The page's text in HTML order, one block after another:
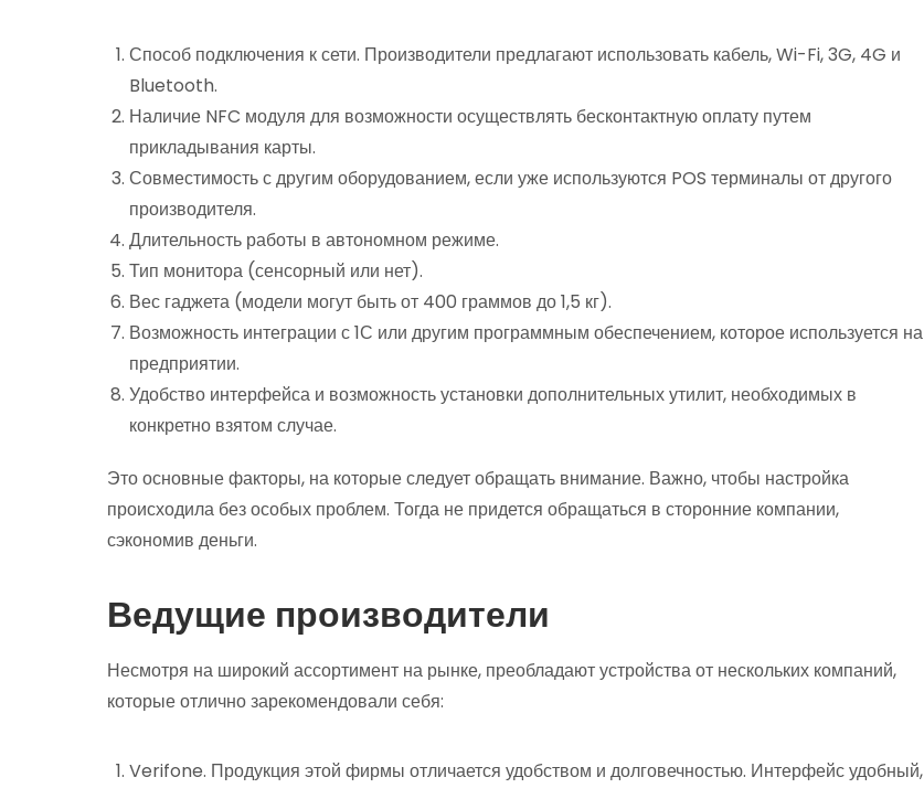
Способ подключения к сети. Производители предлагают использовать кабель, Wi-Fi, 3G, 4G и
Bluetooth.
Наличие NFC модуля для возможности осуществлять бесконтактную оплату путем
прикладывания карты.
Совместимость с другим оборудованием, если уже используются POS терминалы от другого
производителя.
Длительность работы в автономном режиме.
Тип монитора (сенсорный или нет).
Вес гаджета (модели могут быть от 400 граммов до 1,5 кг).
Возможность интеграции с 1С или другим программным обеспечением, которое используется на
предприятии.
Удобство интерфейса и возможность установки дополнительных утилит, необходимых в
конкретно взятом случае.
Это основные факторы, на которые следует обращать внимание. Важно, чтобы настройка
происходила без особых проблем. Тогда не придется обращаться в сторонние компании,
сэкономив деньги.
Ведущие производители
Несмотря на широкий ассортимент на рынке, преобладают устройства от нескольких компаний,
которые отлично зарекомендовали себя:
Verifone. Продукция этой фирмы отличается удобством и долговечностью. Интерфейс удобный,